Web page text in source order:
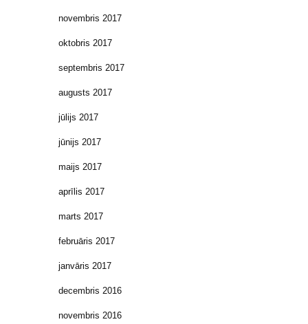
novembris 2017
oktobris 2017
septembris 2017
augusts 2017
jūlijs 2017
jūnijs 2017
maijs 2017
aprīlis 2017
marts 2017
februāris 2017
janvāris 2017
decembris 2016
novembris 2016